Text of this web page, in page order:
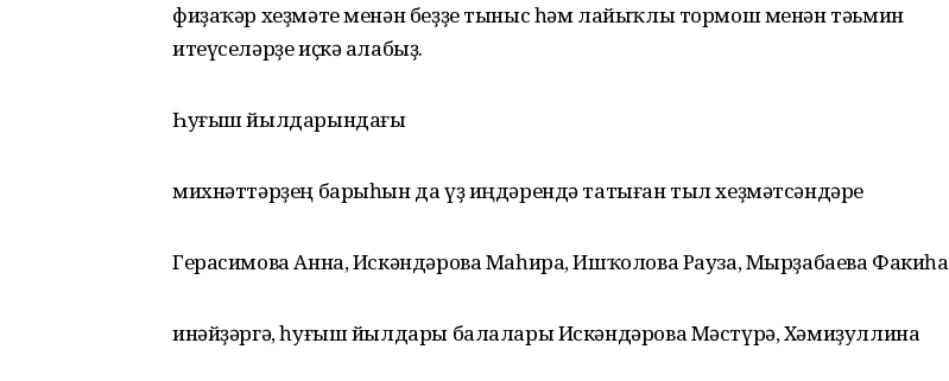
фиҙаҡәр хеҙмәте менән беҙҙе тыныс һәм лайыҡлы тормош менән тәьмин
итеүселәрҙе иҫкә алабыҙ.
Һуғыш йылдарындағы
михнәттәрҙең барыһын да үҙ иңдәрендә татыған тыл хеҙмәтсәндәре
Герасимова Анна, Искәндәрова Маһира, Ишҡолова Рауза, Мырҙабаева Факиһа
инәйҙәргә, һуғыш йылдары балалары Искәндәрова Мәстүрә, Хәмиҙуллина